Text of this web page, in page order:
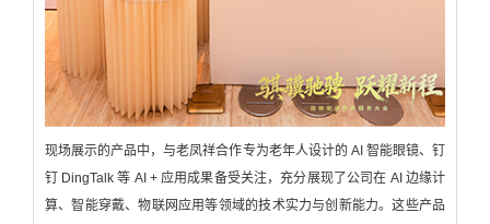
现场展示的产品中，与老凤祥合作专为老年人设计的 AI 智能眼镜、钉
钉 DingTalk 等 AI + 应用成果备受关注，充分展现了公司在 AI 边缘计
算、智能穿戴、物联网应用等领域的技术实力与创新能力。这些产品